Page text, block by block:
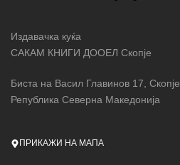
Издавачка куќа
САКАМ КНИГИ ДООЕЛ Скопје
Биста на Васил Главинов 17, Скопје,
Република Северна Македонија
ПРИКАЖИ НА МАПА